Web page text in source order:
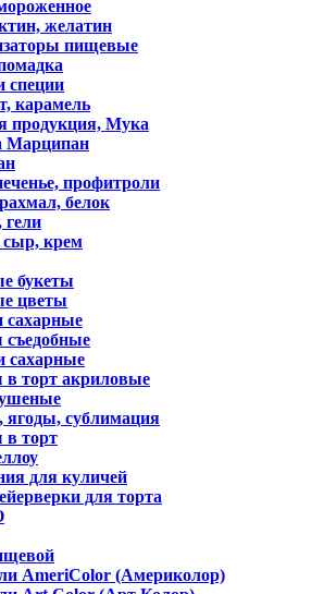
желатин
пищевые
специи
карамель
продукция, Мука
Марципан
профитроли
белок
крем
букеты
цветы
сахарные
сахарные
в торт акриловые
сублимация
в торт
для куличей
для торта
AmeriColor (Америколор)